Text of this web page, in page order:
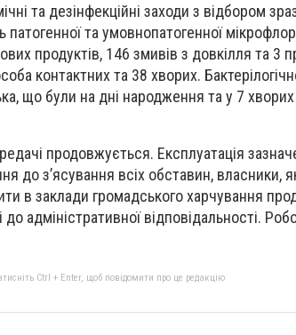
та дезінфекційні заходи з відбором
патогенної та умовнопатогенної
продуктів, 146 змивів з довкілля та 3
контактних та 38 хворих.
що були на дні народження та у 7
продовжується. Експлуатація
до з’ясування всіх обставин, власники,
в заклади громадського харчування
адміністративної відповідальності.
Ctrl + Enter, щоб повідомити про це редакцію